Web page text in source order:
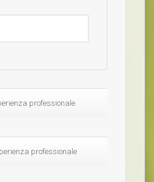
professionale
professionale